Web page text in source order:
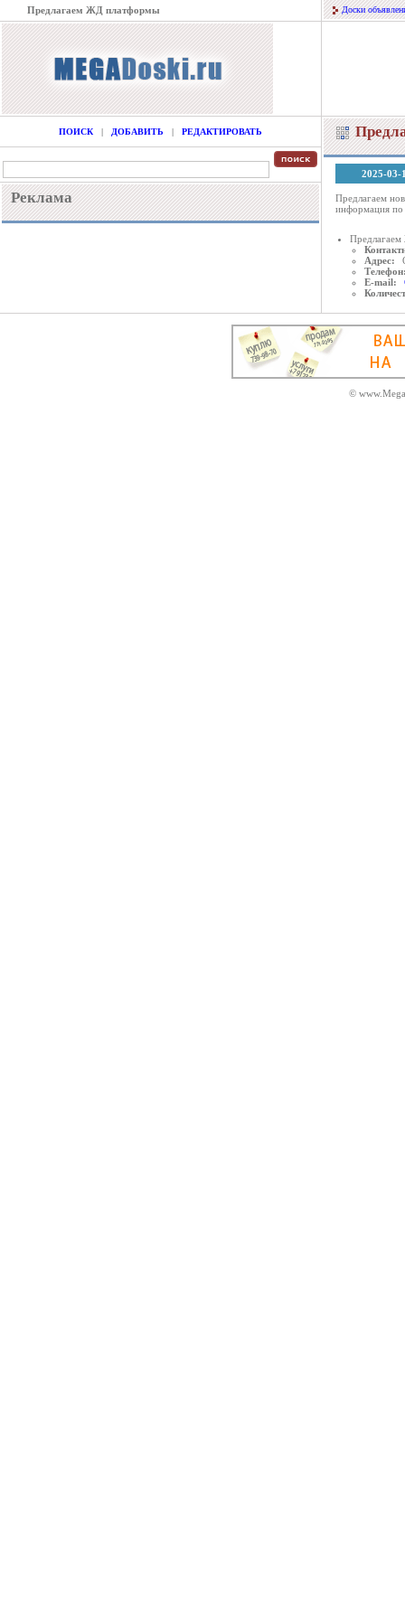
Предлагаем ЖД платформы Доски
ПОИСК | ДОБАВИТЬ | РЕДАКТИРОВАТЬ
Реклама
2025-03-
Предлагаем
информация по
Адрес:
E-mail:
©